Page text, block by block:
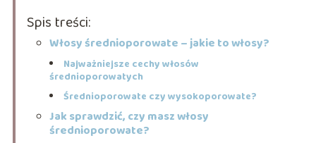
Spis treści:
Włosy średnioporowate – jakie to włosy?
Najważniejsze cechy włosów
średnioporowatych
Średnioporowate czy wysokoporowate?
Jak sprawdzić, czy masz włosy
średnioporowate?